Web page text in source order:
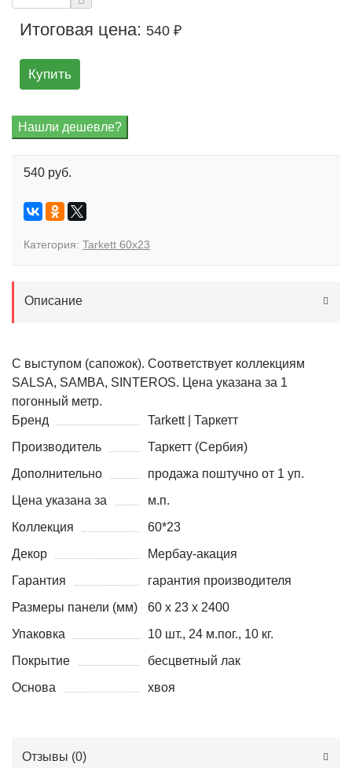
Итоговая цена: 540 ₽
Купить
540 руб.
Категория: Tarkett 60x23
Описание
С выступом (сапожок). Соответствует коллекциям
SALSA, SAMBA, SINTEROS. Цена указана за 1
погонный метр.
Бренд
Tarkett | Таркетт
Производитель
Таркетт (Сербия)
Дополнительно
продажа поштучно от 1 уп.
Цена указана за
м.п.
Коллекция
60*23
Декор
Мербау-акация
Гарантия
гарантия производителя
Размеры панели (мм)
60 x 23 x 2400
Упаковка
10 шт., 24 м.пог., 10 кг.
Покрытие
бесцветный лак
Основа
хвоя
Отзывы (0)